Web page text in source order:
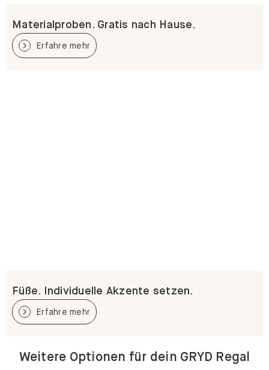
Materialproben. Gratis nach Hause.
Erfahre mehr
Füße. Individuelle Akzente setzen.
Erfahre mehr
Weitere Optionen für dein GRYD Regal